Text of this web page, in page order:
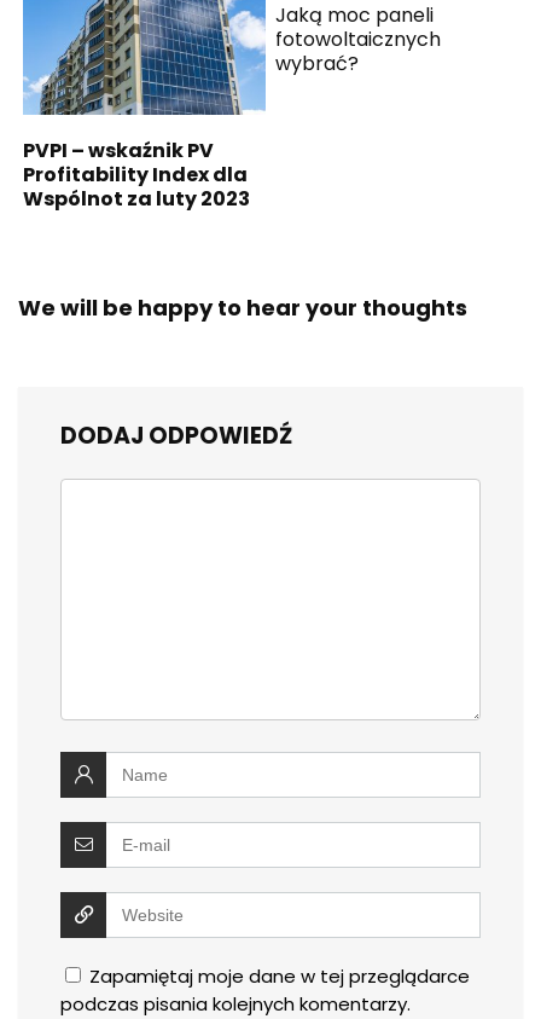
PVPI – wskaźnik PV
Profitability Index dla
Wspólnot za luty 2023
Jaką moc paneli
fotowoltaicznych
wybrać?
We will be happy to hear your thoughts
DODAJ ODPOWIEDŹ
Zapamiętaj moje dane w tej przeglądarce
podczas pisania kolejnych komentarzy.